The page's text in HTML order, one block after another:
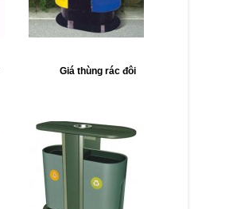
Giá thùng rác đôi